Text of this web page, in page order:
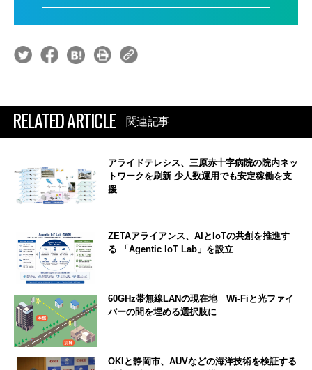
RELATED ARTICLE 関連記事
アライドテレシス、三原赤十字病院の院内ネッ
トワークを刷新 少人数運用でも安定稼働を支
援
ZETAアライアンス、AIとIoTの共創を推進す
る 「Agentic IoT Lab」を設立
60GHz帯無線LANの現在地 Wi-Fiと光ファイ
バーの間を埋める選択肢に
OKIと静岡市、AUVなどの海洋技術を検証する